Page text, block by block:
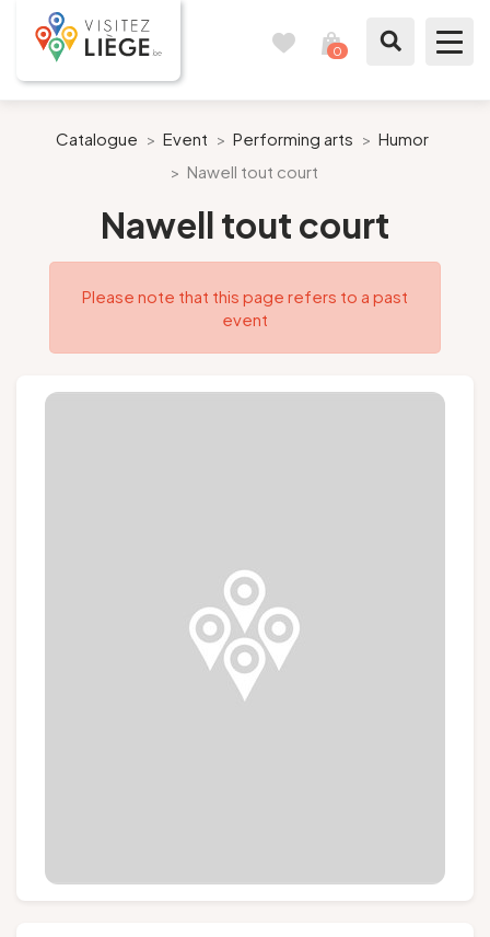
0
Like a citizen of Liège
Prepare my stay
Our suggestions
City of Liège
Follow us
Catalogue > Event > Performing arts > Humor
> Nawell tout court
Nawell tout court
Please note that this page refers to a past
event